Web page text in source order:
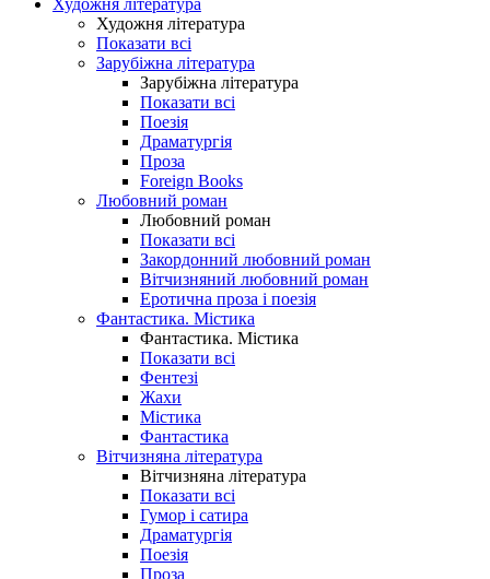
Художня література
Художня література
Показати всі
Зарубіжна література
Зарубіжна література
Показати всі
Поезія
Драматургія
Проза
Foreign Books
Любовний роман
Любовний роман
Показати всі
Закордонний любовний роман
Вітчизняний любовний роман
Еротична проза і поезія
Фантастика. Містика
Фантастика. Містика
Показати всі
Фентезі
Жахи
Містика
Фантастика
Вітчизняна література
Вітчизняна література
Показати всі
Гумор і сатира
Драматургія
Поезія
Проза